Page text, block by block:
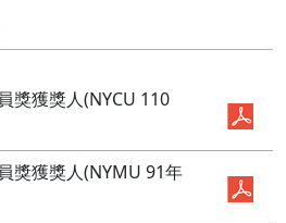
獎獲獎人(NYCU 110
獎獲獎人(NYMU 91年